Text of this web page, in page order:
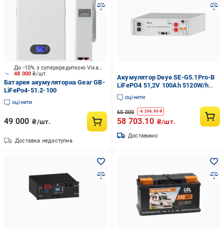
48 000₴/шт.
До -10% з суперкредиткою Visa Вигода
Батарея акумуляторна Gear GB-
LiFePo4-51.2-100
оцінити
49 000 ₴/шт.
Доставка недоступна
Акумулятор Deye SE-G5.1Pro-B
LiFePO4 51,2V 100Ah 5120W/h
200А (21553436)
оцінити
65 000 -6 296.90₴
58 703.10 ₴/шт.
Доставимо